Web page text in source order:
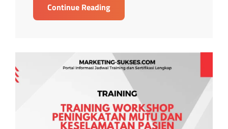
Continue ReadingTRAINING
TRAINING